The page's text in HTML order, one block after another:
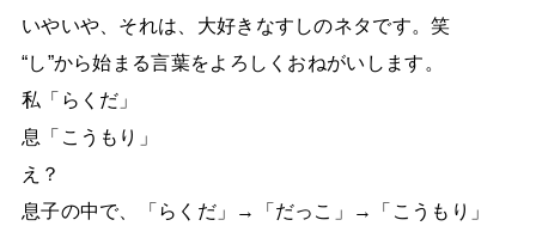
いやいや、それは、大好きなすしのネタです。笑
“し”から始まる言葉をよろしくおねがいします。
私「らくだ」
息「こうもり」
え？
息子の中で、「らくだ」→「だっこ」→「こうもり」